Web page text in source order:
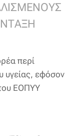
περί
υγείας, εφόσον
ΕΟΠΥΥ